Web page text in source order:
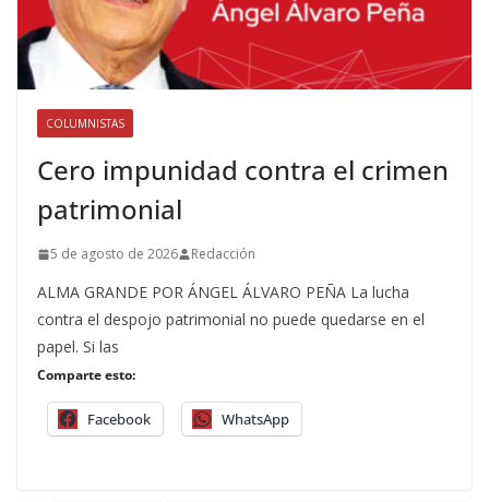
COLUMNISTAS
Cero impunidad contra el crimen
patrimonial
5 de agosto de 2026 Redacción
ALMA GRANDE POR ÁNGEL ÁLVARO PEÑA La lucha
contra el despojo patrimonial no puede quedarse en el
papel. Si las
Comparte esto:
Facebook WhatsApp